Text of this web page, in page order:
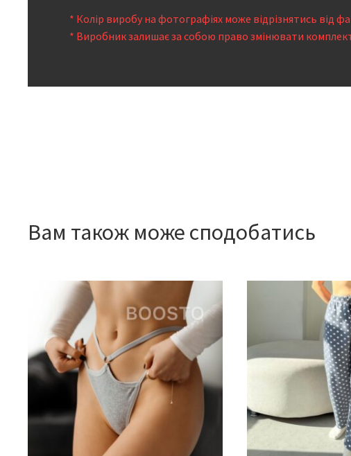
* Колір виробу на фотографіях може відрізнятись від
* Виробник залишає за собою право змінювати
Вам також може сподобатись